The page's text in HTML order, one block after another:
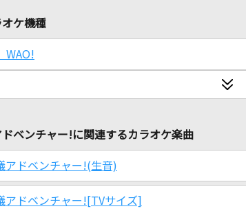
ケ機種
WAO!
ベンチャー!に関連するカラオケ楽曲
アドベンチャー!(生音)
アドベンチャー![TVサイズ]